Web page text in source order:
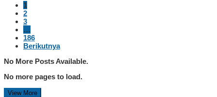
1
2
3
…
186
Berikutnya
No More Posts Available.
No more pages to load.
View More